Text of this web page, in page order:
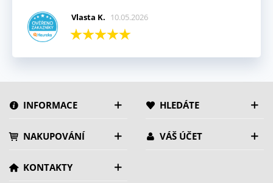
Vlasta K. 10.05.2026
INFORMACE HLEDÁTE
NAKUPOVÁNÍ VÁŠ ÚČET
KONTAKTY